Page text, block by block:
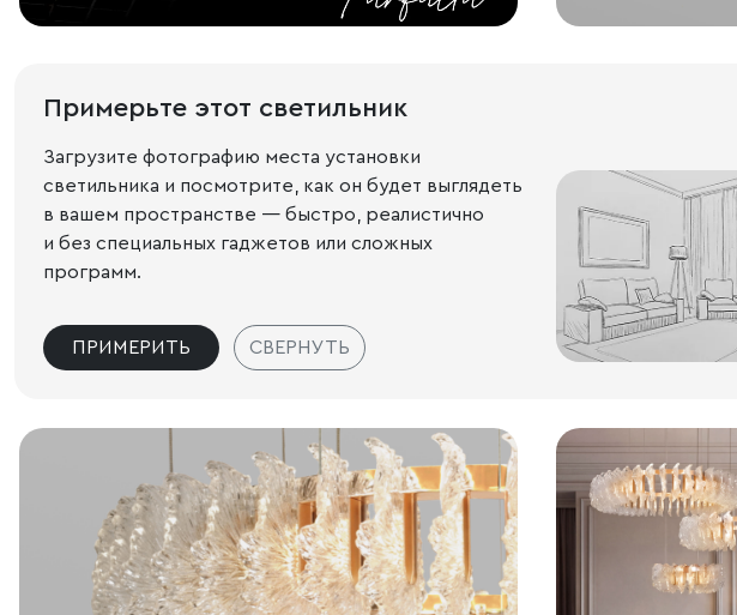
Примерьте этот светильник
Загрузите фотографию места установки
светильника и посмотрите, как он будет выглядеть
в вашем пространстве — быстро, реалистично
и без специальных гаджетов или сложных
программ.
ПРИМЕРИТЬ СВЕРНУТЬ